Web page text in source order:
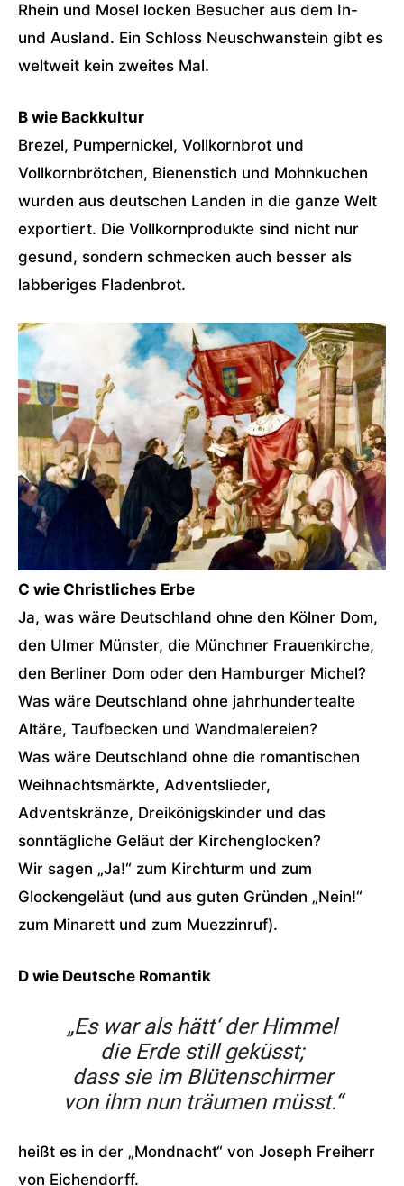
Rhein und Mosel locken Besucher aus dem In-
und Ausland. Ein Schloss Neuschwanstein gibt es
weltweit kein zweites Mal.
B wie Backkultur
Brezel, Pumpernickel, Vollkornbrot und
Vollkornbrötchen, Bienenstich und Mohnkuchen
wurden aus deutschen Landen in die ganze Welt
exportiert. Die Vollkornprodukte sind nicht nur
gesund, sondern schmecken auch besser als
labberiges Fladenbrot.
C wie Christliches Erbe
Ja, was wäre Deutschland ohne den Kölner Dom,
den Ulmer Münster, die Münchner Frauenkirche,
den Berliner Dom oder den Hamburger Michel?
Was wäre Deutschland ohne jahrhundertealte
Altäre, Taufbecken und Wandmalereien?
Was wäre Deutschland ohne die romantischen
Weihnachtsmärkte, Adventslieder,
Adventskränze, Dreikönigskinder und das
sonntägliche Geläut der Kirchenglocken?
Wir sagen „Ja!“ zum Kirchturm und zum
Glockengeläut (und aus guten Gründen „Nein!“
zum Minarett und zum Muezzinruf).
D wie Deutsche Romantik
„Es war als hätt‘ der Himmel
die Erde still geküsst;
dass sie im Blütenschirmer
von ihm nun träumen müsst.“
heißt es in der „Mondnacht“ von Joseph Freiherr
von Eichendorff.